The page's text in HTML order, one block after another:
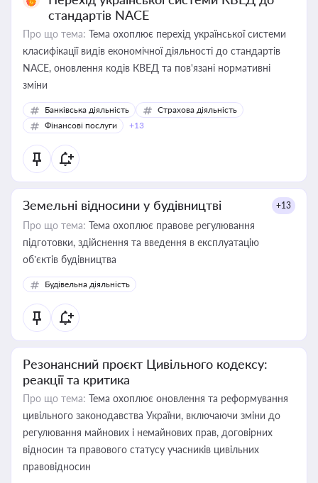
стандартів NACE
Про що тема: Тема охоплює перехід української системи
класифікації видів економічної діяльності до стандартів
NACE, оновлення кодів КВЕД та пов'язані нормативні
зміни
Банківська діяльність
Страхова діяльність
Фінансові послуги
+13
Земельні відносини у будівництві +13
Про що тема: Тема охоплює правове регулювання
підготовки, здійснення та введення в експлуатацію
об’єктів будівництва
Будівельна діяльність
Резонансний проєкт Цивільного кодексу:
реакції та критика
Про що тема: Тема охоплює оновлення та реформування
цивільного законодавства України, включаючи зміни до
регулювання майнових і немайнових прав, договірних
відносин та правового статусу учасників цивільних
правовідносин